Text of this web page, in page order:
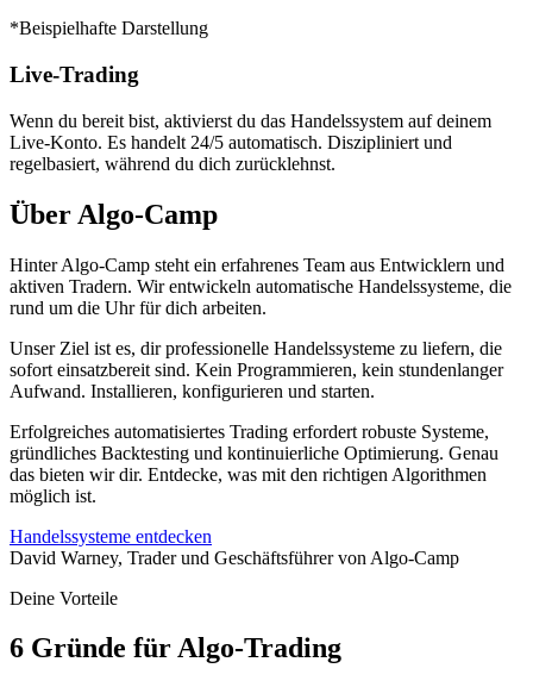
*Beispielhafte Darstellung
Live-Trading
Wenn du bereit bist, aktivierst du das Handelssystem auf deinem
Live-Konto. Es handelt 24/5 automatisch. Diszipliniert und
regelbasiert, während du dich zurücklehnst.
Über Algo-Camp
Hinter Algo-Camp steht ein erfahrenes Team aus Entwicklern und
aktiven Tradern. Wir entwickeln automatische Handelssysteme, die
rund um die Uhr für dich arbeiten.
Unser Ziel ist es, dir professionelle Handelssysteme zu liefern, die
sofort einsatzbereit sind. Kein Programmieren, kein stundenlanger
Aufwand. Installieren, konfigurieren und starten.
Erfolgreiches automatisiertes Trading erfordert robuste Systeme,
gründliches Backtesting und kontinuierliche Optimierung. Genau
das bieten wir dir. Entdecke, was mit den richtigen Algorithmen
möglich ist.
Handelssysteme entdecken
David Warney, Trader und Geschäftsführer von Algo-Camp
Deine Vorteile
6 Gründe fürAlgo-Trading